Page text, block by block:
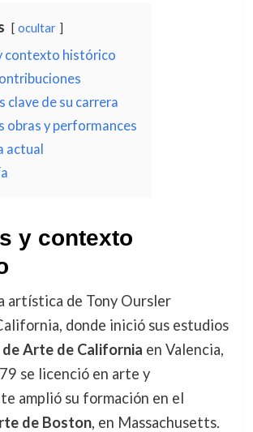
ocultar
contexto histórico
clave de su carrera
obras y performances
actual
y contexto
artística de Tony Oursler
donde inició sus estudios
Arte de California en Valencia,
se licenció en arte y
amplió su formación en el
de Boston, en Massachusetts.